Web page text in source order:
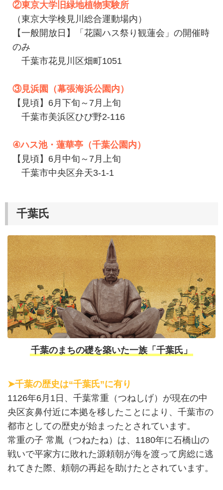
②東京大学旧緑地植物実験所
（東京大学検見川総合運動場内）
【一般開放日】「花園ハス祭り観蓮会」の開催時
のみ
千葉市花見川区畑町1051
③見浜園（幕張海浜公園内）
【見頃】6月下旬～7月上旬
千葉市美浜区ひび野2-116
④ハス池・蓮華亭（千葉公園内）
【見頃】6月中旬～7月上旬
千葉市中央区弁天3-1-1
千葉氏
千葉のまちの礎を築いた一族「千葉氏」
➤千葉の歴史は“千葉氏”に有り
1126年6月1日、千葉常重（つねしげ）が現在の中
央区亥鼻付近に本拠を移したことにより、千葉市の
都市としての歴史が始まったとされています。
常重の子 常胤（つねたね）は、1180年に石橋山の
戦いで平家方に敗れた源頼朝が海を渡って房総に逃
れてきた際、頼朝の再起を助けたとされています。